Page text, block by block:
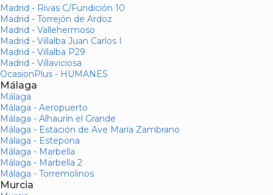
Madrid - Rivas C/Fundición 10
Madrid - Torrejón de Ardoz
Madrid - Vallehermoso
Madrid - Villalba Juan Carlos I
Madrid - Villalba P29
Madrid - Villaviciosa
OcasionPlus - HUMANES
Málaga
Málaga
Málaga - Aeropuerto
Málaga - Alhaurín el Grande
Málaga - Estación de Ave María Zambrano
Málaga - Estepona
Málaga - Marbella
Málaga - Marbella 2
Málaga - Torremolinos
Murcia